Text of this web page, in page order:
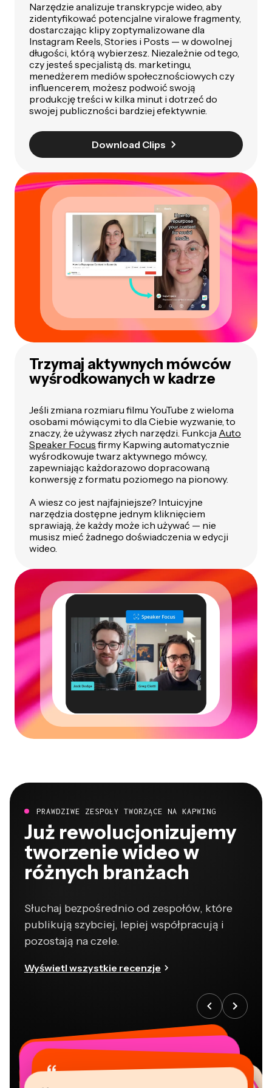
Narzędzie analizuje transkrypcje wideo, aby
zidentyfikować potencjalne viralowe fragmenty,
dostarczając klipy zoptymalizowane dla
Instagram Reels, Stories i Posts — w dowolnej
długości, którą wybierzesz. Niezależnie od tego,
czy jesteś specjalistą ds. marketingu,
menedżerem mediów społecznościowych czy
influencerem, możesz podwoić swoją
produkcję treści w kilka minut i dotrzeć do
swojej publiczności bardziej efektywnie.
Download Clips
Trzymaj aktywnych mówców
wyśrodkowanych w kadrze
Jeśli zmiana rozmiaru filmu YouTube z wieloma
osobami mówiącymi to dla Ciebie wyzwanie, to
znaczy, że używasz złych narzędzi. Funkcja Auto
Speaker Focus firmy Kapwing automatycznie
wyśrodkowuje twarz aktywnego mówcy,
zapewniając każdorazowo dopracowaną
konwersję z formatu poziomego na pionowy.
A wiesz co jest najfajniejsze? Intuicyjne
narzędzia dostępne jednym kliknięciem
sprawiają, że każdy może ich używać — nie
musisz mieć żadnego doświadczenia w edycji
wideo.
PRAWDZIWE ZESPOŁY TWORZĄCE NA KAPWING
Już rewolucjonizujemy
tworzenie wideo w
różnych branżach
Słuchaj bezpośrednio od zespołów, które
publikują szybciej, lepiej współpracują i
pozostają na czele.
Wyświetl wszystkie recenzje
“
“
“ “
“